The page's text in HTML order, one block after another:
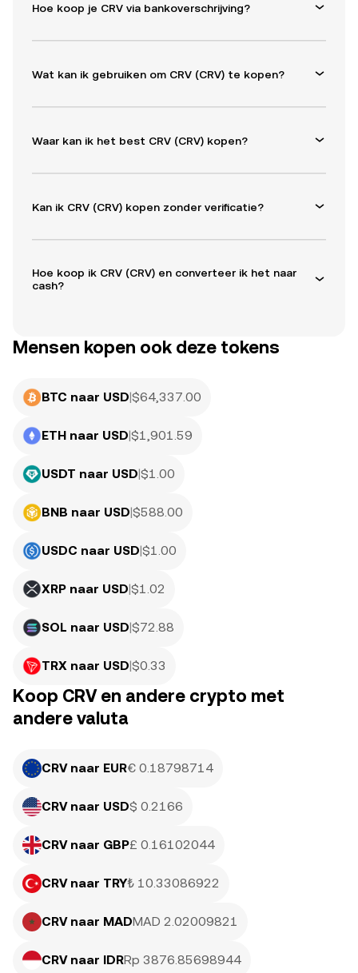
Hoe koop je CRV via bankoverschrijving?
Wat kan ik gebruiken om CRV (CRV) te kopen?
Waar kan ik het best CRV (CRV) kopen?
Kan ik CRV (CRV) kopen zonder verificatie?
Hoe koop ik CRV (CRV) en converteer ik het naar
cash?
Mensen kopen ook deze tokens
BTC naar USD|$64,337.00
ETH naar USD|$1,901.59
USDT naar USD|$1.00
BNB naar USD|$588.00
USDC naar USD|$1.00
XRP naar USD|$1.02
SOL naar USD|$72.88
TRX naar USD|$0.33
Koop CRV en andere crypto met
andere valuta
CRV naar EUR€ 0.18798714
CRV naar USD$ 0.2166
CRV naar GBP£ 0.16102044
CRV naar TRY₺ 10.33086922
CRV naar MADMAD 2.02009821
CRV naar IDRRp 3876.85698944